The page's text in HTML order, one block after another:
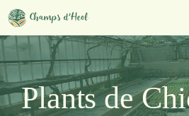
Aller
au
contenu
Plants de